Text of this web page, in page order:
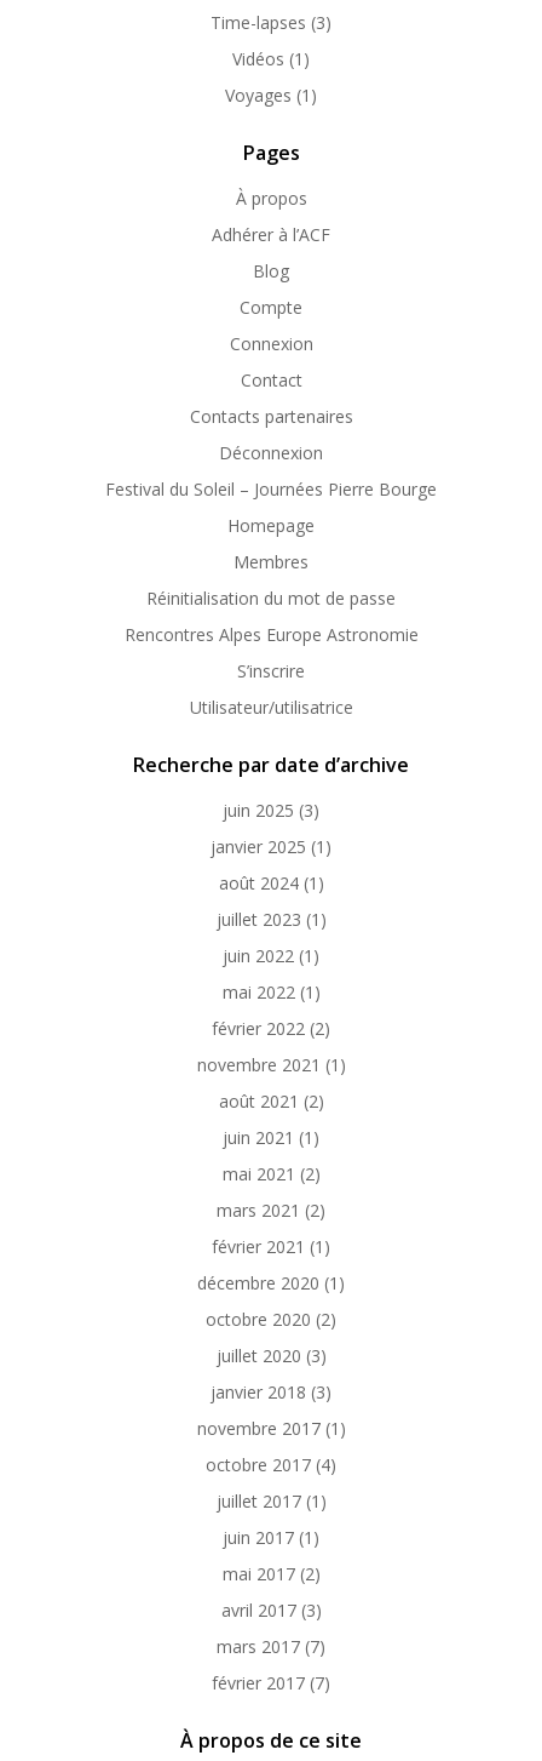
Time-lapses (3)
Vidéos (1)
Voyages (1)
Pages
À propos
Adhérer à l’ACF
Blog
Compte
Connexion
Contact
Contacts partenaires
Déconnexion
Festival du Soleil – Journées Pierre Bourge
Homepage
Membres
Réinitialisation du mot de passe
Rencontres Alpes Europe Astronomie
S’inscrire
Utilisateur/utilisatrice
Recherche par date d’archive
juin 2025 (3)
janvier 2025 (1)
août 2024(1)
juillet 2023 (1)
juin 2022 (1)
mai 2022(1)
février 2022 (2)
novembre 2021 (1)
août 2021 (2)
juin 2021 (1)
mai 2021 (2)
mars 2021 (2)
février 2021 (1)
décembre 2020 (1)
octobre 2020 (2)
juillet 2020 (3)
janvier 2018 (3)
novembre 2017(1)
octobre 2017 (4)
juillet 2017(1)
juin 2017 (1)
mai 2017(2)
avril 2017(3)
mars 2017 (7)
février 2017 (7)
À propos de ce site